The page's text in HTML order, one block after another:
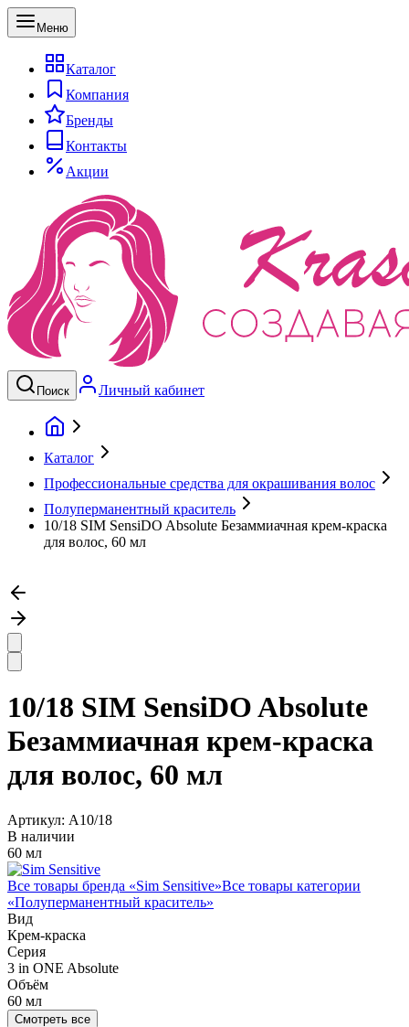
Меню
Каталог
Компания
Бренды
Контакты
Акции
Поиск Личный кабинет
Каталог
Профессиональные средства для окрашивания волос
Полуперманентный краситель
10/18 SIM SensiDO Absolute Безаммиачная крем-краска
для волос, 60 мл
10/18 SIM SensiDO Absolute
Безаммиачная крем-краска
для волос, 60 мл
Артикул: A10/18
В наличии
60 мл
Все товары бренда «Sim Sensitive»Все товары категории
«Полуперманентный краситель»
Вид
Крем-краска
Серия
3 in ONE Absolute
Объём
60 мл
Смотреть все